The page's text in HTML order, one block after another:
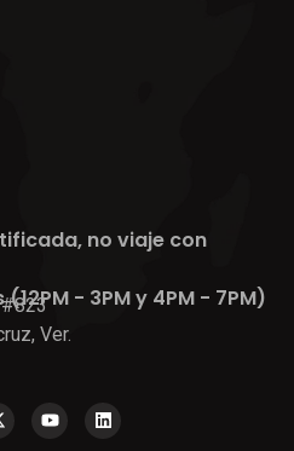
no viaje con
- 3PM y 4PM - 7PM)
#823
Ver.